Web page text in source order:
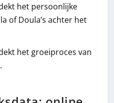
het persoonlijke
of Doula’s achter het
het groeiproces van